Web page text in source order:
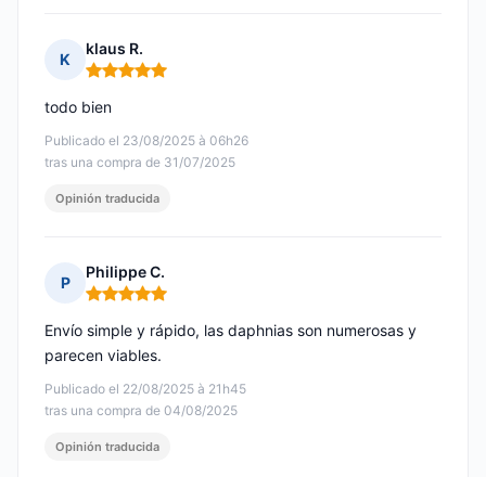
K
klaus R.
Nota: 5 de 5
Publicado el 23/08/2025 à 06h26
tras una compra de 31/07/2025
todo bien
Opinión traducida
P
Philippe C.
Nota: 5 de 5
Publicado el 22/08/2025 à 21h45
tras una compra de 04/08/2025
Envío simple y rápido, las daphnias son numerosas y
parecen viables.
Opinión traducida